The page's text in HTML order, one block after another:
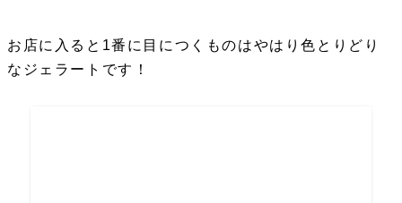
お店に入ると1番に目につくものはやはり色とりどり
なジェラートです！